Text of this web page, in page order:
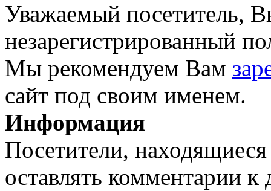
Уважаемый посетитель,
незарегистрированный
Мы рекомендуем Вам
сайт под своим именем.
Информация
Посетители,
оставлять комментарии